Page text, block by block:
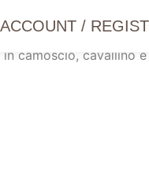
/
camoscio, cavallino